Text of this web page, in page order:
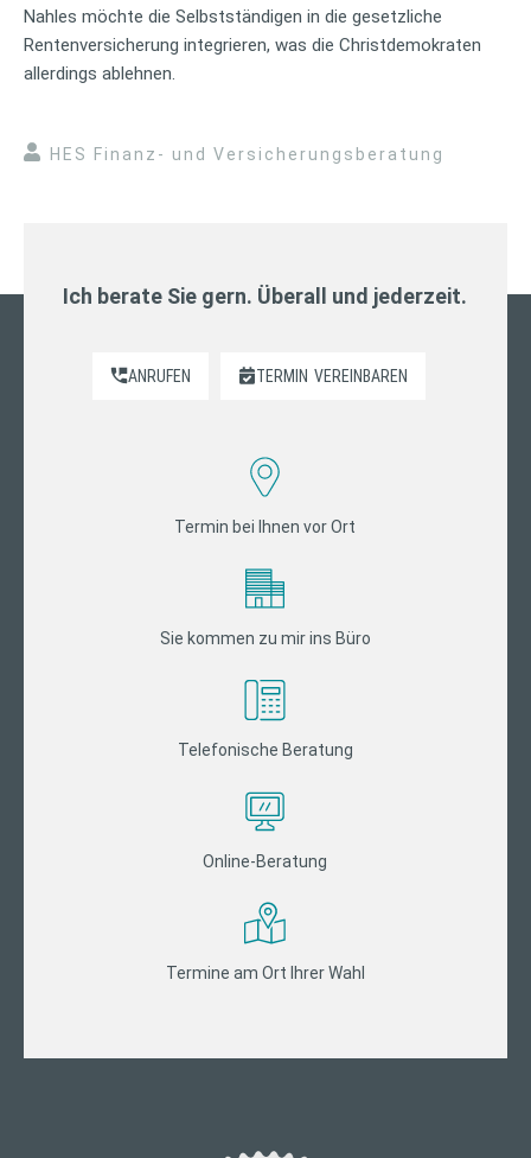
Nahles möchte die Selbstständigen in die gesetzliche
Rentenversicherung integrieren, was die Christdemokraten
allerdings ablehnen.
HES Finanz- und Versicherungsberatung
Ich berate Sie gern. Überall und jederzeit.
ANRUFEN TERMIN VEREINBAREN
Termin bei Ihnen vor Ort
Sie kommen zu mir ins Büro
Telefonische Beratung
Online-Beratung
Termine am Ort Ihrer Wahl